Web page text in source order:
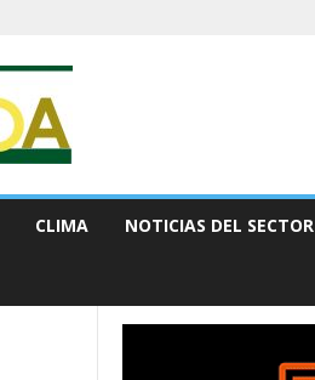
CLIMA NOTICIAS DEL SECTOR